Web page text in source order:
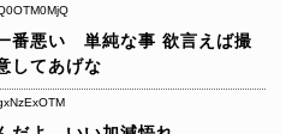
番悪い 単純な事 欲言えば撮
してあげな